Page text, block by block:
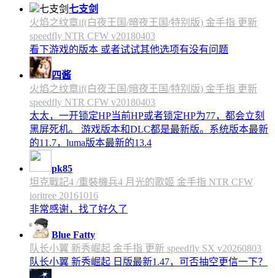
七支剑
火焰之纹章if(白夜王国/暗夜王国/特别版) 金手指 更新
speedfly NTR CFW v20180403
看下游戏的版本 或者试试其他选项有没有问题
四酱
火焰之纹章if(白夜王国/暗夜王国/特别版) 金手指 更新
speedfly NTR CFW v20180403
太太，一开锁定HP当前HP或者锁定HP为77，都会立刻
黑屏死机。 游戏版本和DLC都是最新版。系统版本最新
的11.7，luma版本最新的13.4
pk85
坦克戰記4 /重裝機兵4 月光的歌姬 金手指 NTR CFW
ioritree 20161016
非常感谢，找了好久了
Blue Fatty
队长小翼 新秀崛起 金手指 更新 speedfly SX v20260803
队长小翼 新秀崛起 日版最新1.47，可否抽空更信一下？